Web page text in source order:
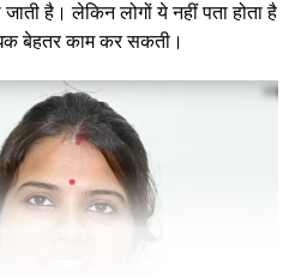
है। लेकिन लोगों ये नहीं पता होता है
बेहतर काम कर सकती।